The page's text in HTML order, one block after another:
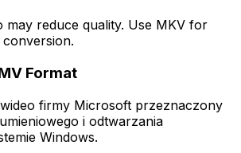
may reduce quality. Use MKV for
Format
firmy Microsoft przeznaczony
i odtwarzania
Windows.